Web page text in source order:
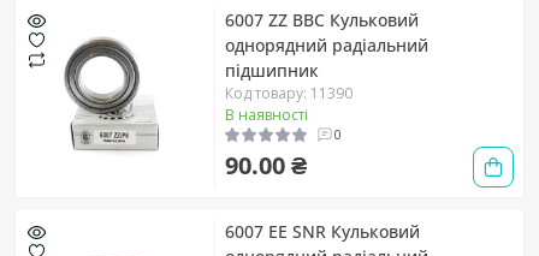
6007 ZZ BBC Кульковий
однорядний радіальний
підшипник
Код товару: 11390
В наявності
0
90.00 ₴
6007 EE SNR Кульковий